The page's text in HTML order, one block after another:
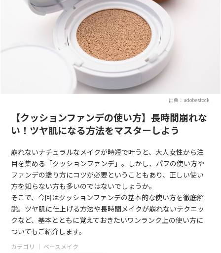
出典：adobestock
【クッションファンデの使い方】長時間崩れな
い！ツヤ肌になる方法をマスターしよう
崩れないナチュラルなメイクが時短で叶うと、大人女性から注
目を集める「クッションファンデ」。しかし、パフの使い方や
ファンデの塗り方にコツが必要ということもあり、正しい使い
方を知らない方も多いのではないでしょうか。
そこで、今回はクッションファンデの基本的な使い方を徹底解
説。ツヤ肌に仕上げる方法や長時間メイクが崩れないテクニッ
クなど、基本とともに覚えておきたいワンランク上の使い方に
ついてもご紹介します。
カテゴリ ｜ ベースメイク